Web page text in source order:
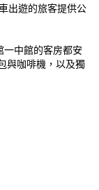
出遊的旅客提供公
中館的客房都安
與咖啡機，以及獨